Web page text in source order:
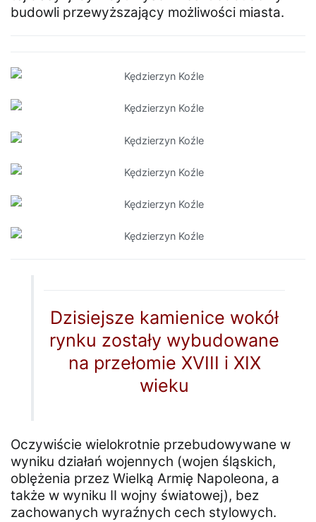
budowli przewyższający możliwości miasta.
Dzisiejsze kamienice wokół
rynku zostały wybudowane
na przełomie XVIII i XIX
wieku
Oczywiście wielokrotnie przebudowywane w
wyniku działań wojennych (wojen śląskich,
oblężenia przez Wielką Armię Napoleona, a
także w wyniku II wojny światowej), bez
zachowanych wyraźnych cech stylowych.